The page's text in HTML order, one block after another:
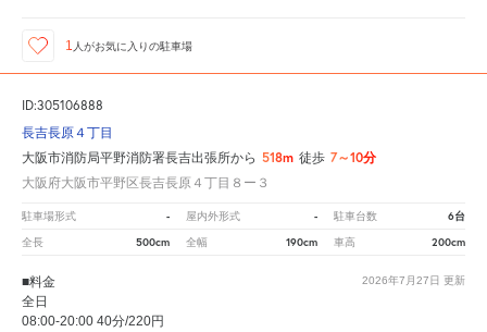
1 人がお気に入りの駐車場
ID:305106888
長吉長原４丁目
大阪市消防局平野消防署長吉出張所から 518m 徒歩 7～10分
大阪府大阪市平野区長吉長原４丁目８ー３
駐車場形式 - 屋内外形式 - 駐車台数 6台
全長 500cm 全幅 190cm 車高 200cm
2026年7月27日 更新
■料金
全日
08:00-20:00 40分/220円